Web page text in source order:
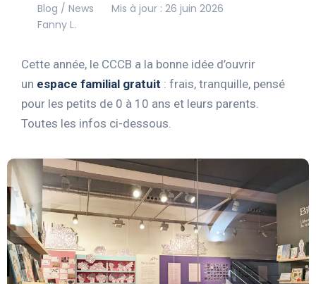
Blog / News
Mis à jour : 26 juin 2026
Fanny L.
Cette année, le CCCB a la bonne idée d’ouvrir
un espace familial gratuit : frais, tranquille, pensé
pour les petits de 0 à 10 ans et leurs parents.
Toutes les infos ci-dessous.